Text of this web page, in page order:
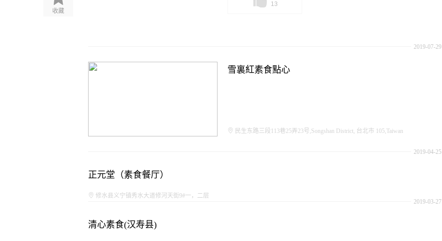
收藏
13
2019-07-29
雪裏紅素食點心
民生东路三段113巷25弄23号,Songshan District, 台北市 105,Taiwan
2019-04-25
正元堂（素食餐厅）
修水县义宁镇秀水大道修河天街9#一，二层
2019-03-27
清心素食(汉寿县)